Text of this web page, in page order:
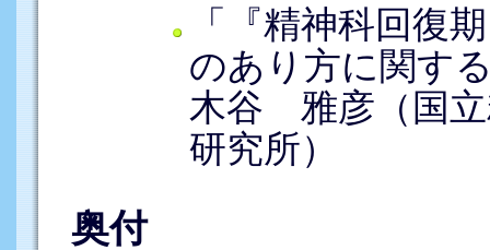
「『精神科回復
のあり方に関す
木谷 雅彦（国立
研究所）
奥付